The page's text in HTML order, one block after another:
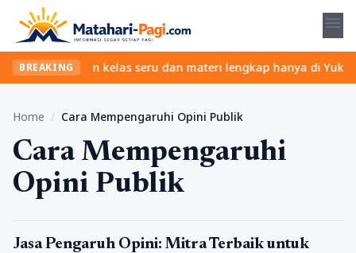
menu
BREAKING
Temukan kelas seru dan materi lengkap hanya di
Home / Cara Mempengaruhi Opini Publik
Cara Mempengaruhi
Opini Publik
Tips
Jasa Pengaruh Opini: Mitra Terbaik untuk